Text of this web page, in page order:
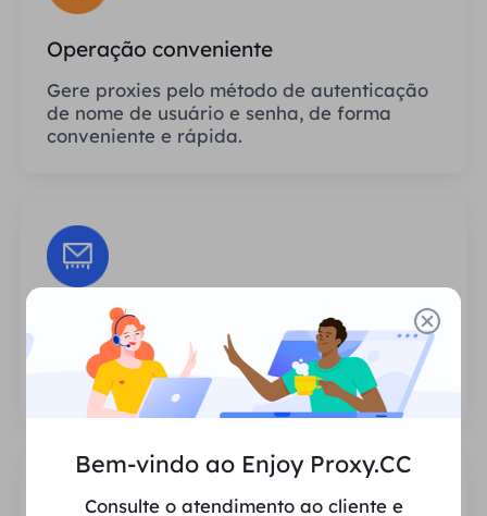
Operação conveniente
Gere proxies pelo método de autenticação
de nome de usuário e senha, de forma
conveniente e rápida.
Sessões Ilimitadas
Não há limite para o número de usos ou
frequências de invocação dos proxies.
Bem-vindo ao Enjoy Proxy.CC
Consulte o atendimento ao cliente e